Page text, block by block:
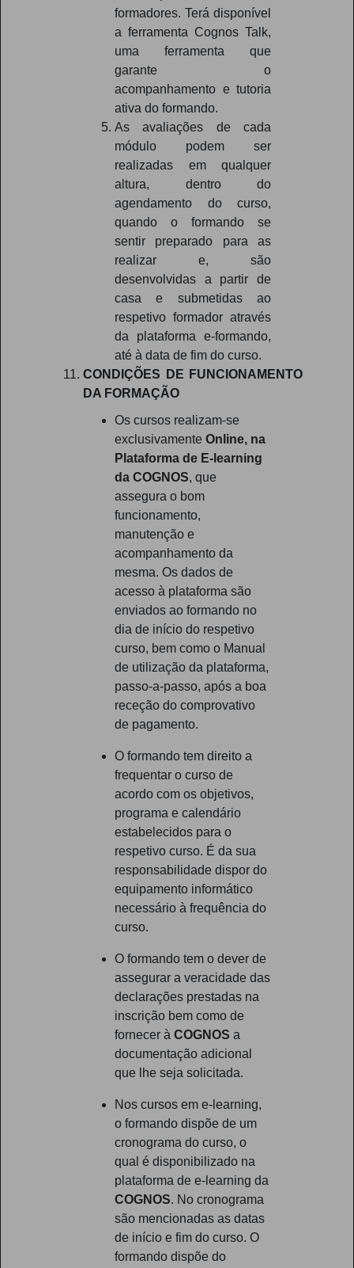
formadores. Terá disponível
a ferramenta Cognos Talk,
uma ferramenta que
garante o
acompanhamento e tutoria
ativa do formando.
As avaliações de cada
módulo podem ser
realizadas em qualquer
altura, dentro do
agendamento do curso,
quando o formando se
sentir preparado para as
realizar e, são
desenvolvidas a partir de
casa e submetidas ao
respetivo formador através
da plataforma e-formando,
até à data de fim do curso.
CONDIÇÕES DE FUNCIONAMENTO
DA FORMAÇÃO
Os cursos realizam-se
exclusivamente Online, na
Plataforma de E-learning
da COGNOS, que
assegura o bom
funcionamento,
manutenção e
acompanhamento da
mesma. Os dados de
acesso à plataforma são
enviados ao formando no
dia de início do respetivo
curso, bem como o Manual
de utilização da plataforma,
passo-a-passo, após a boa
receção do comprovativo
de pagamento.
O formando tem direito a
frequentar o curso de
acordo com os objetivos,
programa e calendário
estabelecidos para o
respetivo curso. É da sua
responsabilidade dispor do
equipamento informático
necessário à frequência do
curso.
O formando tem o dever de
assegurar a veracidade das
declarações prestadas na
inscrição bem como de
fornecer à COGNOS a
documentação adicional
que lhe seja solicitada.
Nos cursos em e-learning,
o formando dispõe de um
cronograma do curso, o
qual é disponibilizado na
plataforma de e-learning da
COGNOS. No cronograma
são mencionadas as datas
de início e fim do curso. O
formando dispõe do